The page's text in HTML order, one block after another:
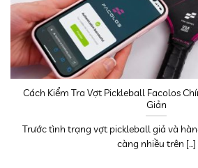
Cách Kiểm Tra Vợt Pickleball Facolos
Giản
Trước tình trạng vợt pickleball giả và
càng nhiều trên [...]